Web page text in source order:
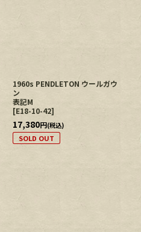
1960s PENDLETON ウールガウ
ン
表記M
[E18-10-42]
17,380円(税込)
SOLD OUT